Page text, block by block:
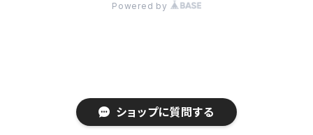
ショップに質問する
Powered by